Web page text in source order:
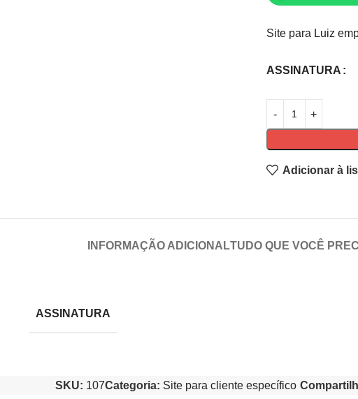
Site para Luiz
ASSINATURA
Adicionar à
INFORMAÇÃO ADICIONALTUDO QUE VOCÊ
ASSINATURA
SKU: 107Categoria: Site para cliente específico